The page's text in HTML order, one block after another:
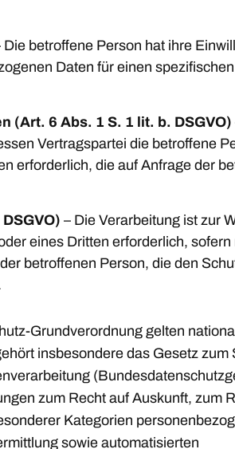
Die betroffene Person hat ihre
Daten für einen
(Art. 6 Abs. 1 S. 1 lit. b. DSGVO)
Vertragspartei die betroffene
erforderlich, die auf Anfrage der
– Die Verarbeitung ist zur
eines Dritten erforderlich, sofern
betroffenen Person, die den
Grundverordnung gelten
insbesondere das Gesetz zum
zum Recht auf Auskunft, zum
Kategorien
sowie automatisierten